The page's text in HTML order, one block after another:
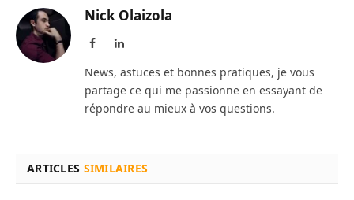
Nick Olaizola
FacebookLinkedIn
News, astuces et bonnes pratiques, je vous
partage ce qui me passionne en essayant de
répondre au mieux à vos questions.
ARTICLES SIMILAIRES